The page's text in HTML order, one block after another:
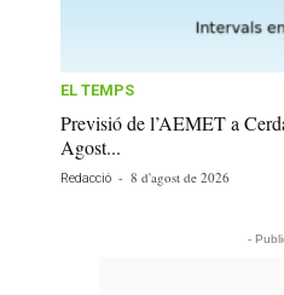
EL TEMPS
Previsió de l’AEMET a
Agost...
Redacció - 8 d'agost de 2026
-